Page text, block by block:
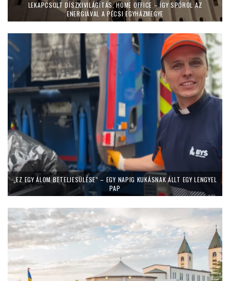
LEKAPCSOLT DÍSZKIVILÁGÍTÁS, HOME OFFICE – ÍGY SPÓROL AZ
ENERGIÁVAL A PÉCSI EGYHÁZMEGYE
„EZ EGY ÁLOM BETELJESÜLÉSE” – EGY NAPIG KUKÁSNAK ÁLLT EGY LENGYEL
PAP